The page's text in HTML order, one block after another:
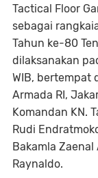
Tactical Floor
sebagai
Tahun ke-80
dilaksanakan
WIB, bertempat
Armada RI,
Komandan KN.
Rudi
Bakamla Zaenal
Raynaldo.